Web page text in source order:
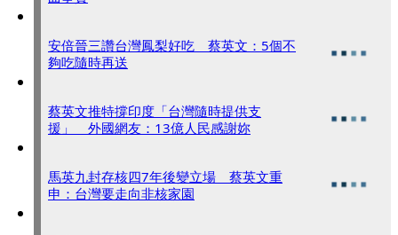
安倍晉三讚台灣鳳梨好吃 蔡英文：5個不
夠吃隨時再送
蔡英文推特撐印度「台灣隨時提供支
援」 外國網友：13億人民感謝妳
馬英九封存核四7年後變立場 蔡英文重
申：台灣要走向非核家園